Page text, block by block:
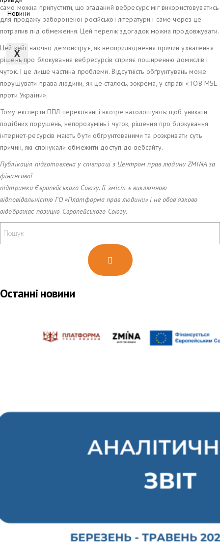
Новини
X
само можна припустити, що згаданий вебресурс міг використовуватись
для продажу забороненої російської літератури і саме через це
потрапив під обмеження. Цей перелік здогадок можна продовжувати.
Цей кейс наочно демонструє, як неоприлюднення причин ухвалення
рішень про блокування вебресурсів сприяє поширенню домислів і
чуток. І це лише частина проблеми. Відсутність обґрунтувань може
порушувати права людини, як це сталось, зокрема, у справі «ТОВ MSL
проти України».
Тому експерти ППЛ переконані і вкотре наголошують: щоб уникати
подібних порушень, непорозумінь і чуток, рішення про блокування
інтернет-ресурсів мають бути обґрунтованими та розкривати суть
причин, які спонукали обмежити доступ до вебсайту.
Публікація підготовлена у співпраці з Центром прав людини ZMINA за
фінансової
підтримки Європейського Союзу. Її зміст є виключною
відповідальністю ГО «Платформа прав людини» і не обов’язково
відображає позицію Європейського Союзу.
Останні новини